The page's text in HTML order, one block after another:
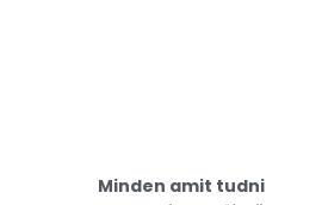
Minden amit tudni